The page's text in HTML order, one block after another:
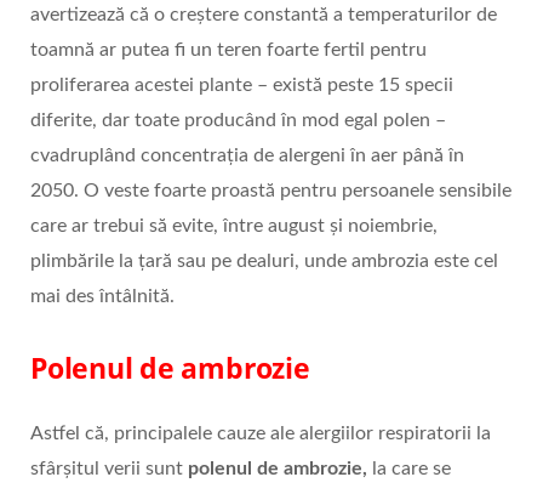
avertizează că o creștere constantă a temperaturilor de
toamnă ar putea fi un teren foarte fertil pentru
proliferarea acestei plante – există peste 15 specii
diferite, dar toate producând în mod egal polen –
cvadruplând concentrația de alergeni în aer până în
2050. O veste foarte proastă pentru persoanele sensibile
care ar trebui să evite, între august și noiembrie,
plimbările la țară sau pe dealuri, unde ambrozia este cel
mai des întâlnită.
Polenul de ambrozie
Astfel că, principalele cauze ale alergiilor respiratorii la
sfârșitul verii sunt polenul de ambrozie, la care se